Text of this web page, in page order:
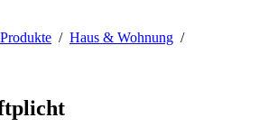
Produkte
Haus & Wohnung